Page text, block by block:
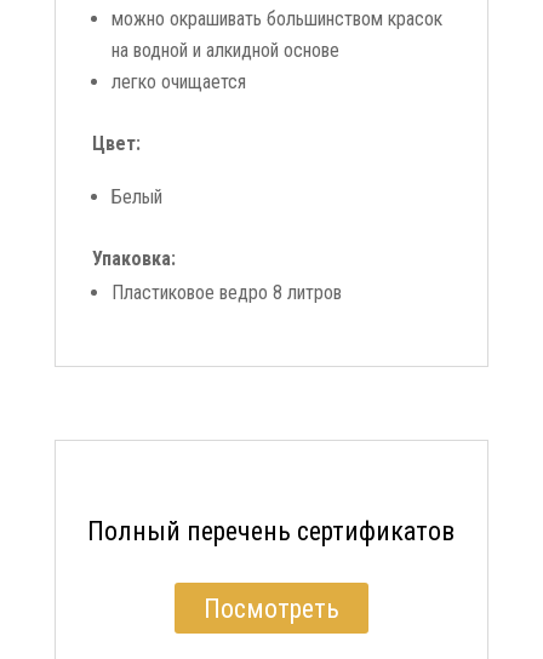
можно окрашивать большинством красок
на водной и алкидной основе
легко очищается
Цвет:
Белый
Упаковка:
Пластиковое ведро 8 литров
Полный перечень сертификатов
Посмотреть